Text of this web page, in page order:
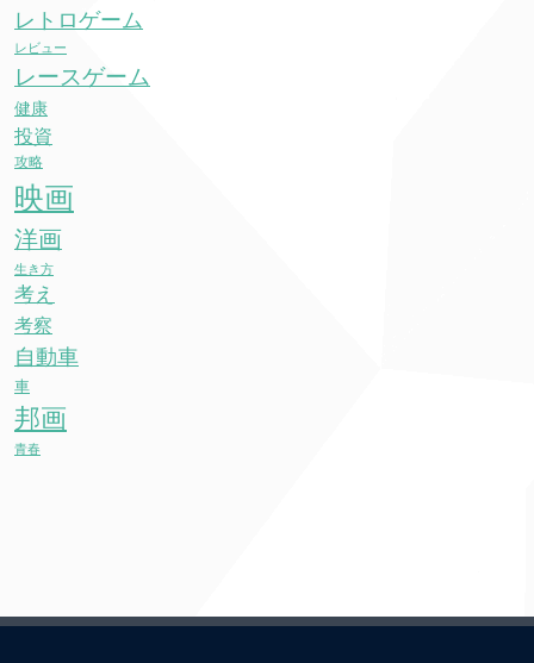
レトロゲーム
レビュー
レースゲーム
健康
投資
攻略
映画
洋画
生き方
考え
考察
自動車
車
邦画
青春